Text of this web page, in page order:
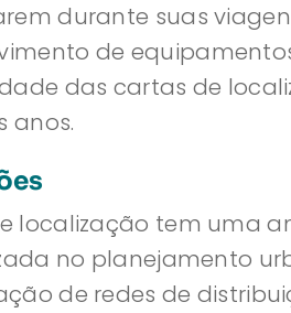
durante suas
de
das cartas de
anos.
localização tem uma
no planejamento
de redes de